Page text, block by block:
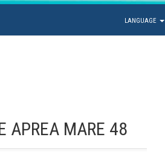
LANGUAGE
APREA MARE 48